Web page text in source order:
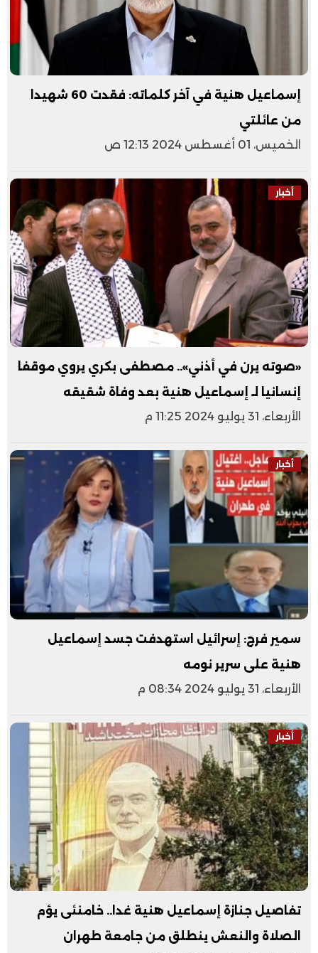
إسماعيل هنية في آخر كلماته: فقدت 60 شهيدا
من عائلتي
الخميس، 01 أغسطس 2024 12:13 ص
أخبار
«صوته يرن في أذني».. مصطفى بكري يروي موقفا
إنسانيا لـ إسماعيل هنية بعد وفاة شقيقه
الأربعاء، 31 يوليو 2024 11:25 م
أخبار
سمير فرج: إسرائيل استهدفت جسد إسماعيل
هنية على سرير نومه
الأربعاء، 31 يوليو 2024 08:34 م
أخبار
تفاصيل جنازة إسماعيل هنية غدا.. خامنئى يؤم
الصلاة والنعش ينطلق من جامعة طهران